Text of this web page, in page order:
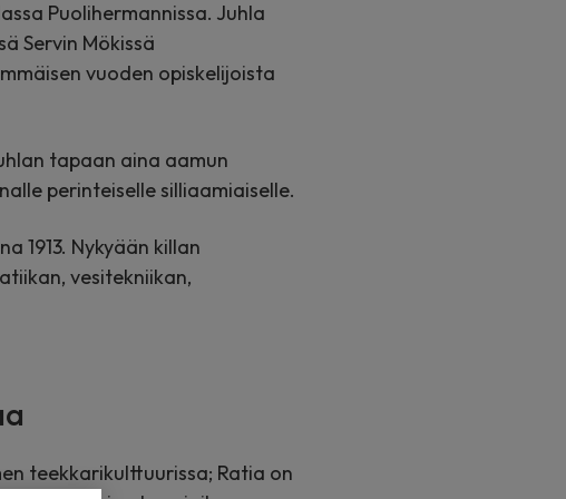
Puolihermannissa. Juhla
Servin Mökissä
vuoden opiskelijoista
tapaan aina aamun
perinteiselle silliaamiaiselle.
1913. Nykyään killan
vesitekniikan,
teekkarikulttuurissa; Ratia on